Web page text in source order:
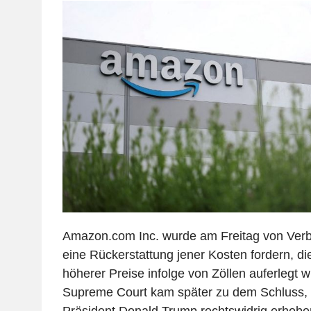
Amazon.com Inc. wurde am Freitag von
eine Rückerstattung jener Kosten fordern,
höherer Preise infolge von Zöllen auferlegt
Supreme Court kam später zu dem